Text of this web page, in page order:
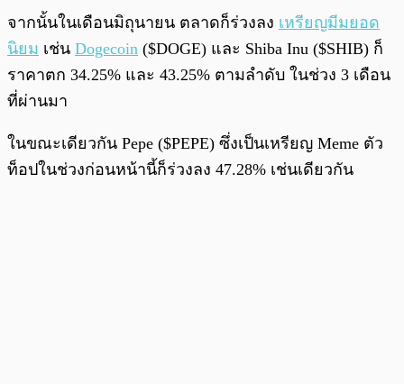
จากนั้นในเดือนมิถุนายน ตลาดก็ร่วงลง เหรียญมีมยอด
นิยม เช่น Dogecoin ($DOGE) และ Shiba Inu ($SHIB) ก็
ราคาตก 34.25% และ 43.25% ตามลำดับ ในช่วง 3 เดือน
ที่ผ่านมา
ในขณะเดียวกัน Pepe ($PEPE) ซึ่งเป็นเหรียญ Meme ตัว
ท็อปในช่วงก่อนหน้านี้ก็ร่วงลง 47.28% เช่นเดียวกัน